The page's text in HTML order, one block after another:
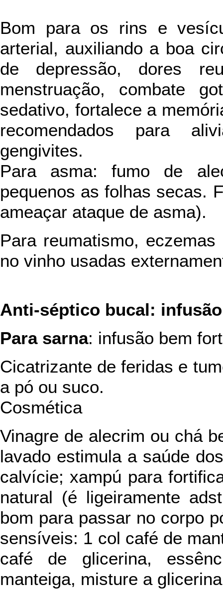
Bom para os rins e
arterial, auxiliando a boa
de depressão, dores
menstruação, combate
sedativo, fortalece a
recomendados para
gengivites.
Para asma: fumo de
pequenos as folhas secas.
ameaçar ataque de asma).
Para reumatismo,
no vinho usadas
Anti-séptico bucal:
Para sarna: infusão bem
Cicatrizante de feridas e
a pó ou suco.
Cosmética
Vinagre de alecrim ou chá
lavado estimula a saúde
calvície; xampú para
natural (é ligeiramente
bom para passar no corpo
sensíveis: 1 col café de
café de glicerina,
manteiga, misture a